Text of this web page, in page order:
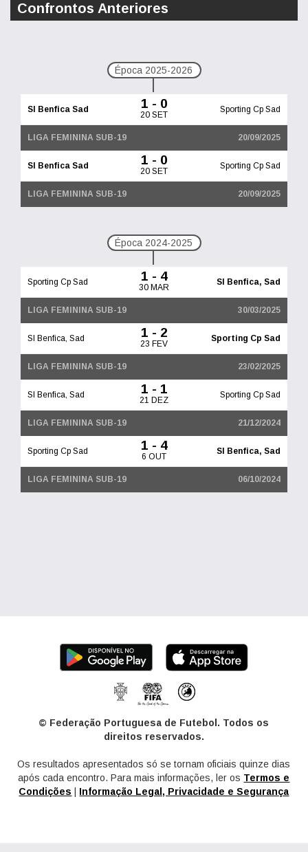
Confrontos Anteriores
Época 2025-2026
Sl Benfica Sad 1 - 0
20 SET
Sporting Cp Sad
LIGA FEMININA SUB-19 20/09/2025
Sl Benfica Sad 1 - 0
20 SET
Sporting Cp Sad
LIGA FEMININA SUB-19 20/09/2025
Época 2024-2025
Sporting Cp Sad 1 - 4
30 MAR
Sl Benfica, Sad
LIGA FEMININA SUB-19 30/03/2025
Sl Benfica, Sad 1 - 2
23 FEV
Sporting Cp Sad
LIGA FEMININA SUB-19 23/02/2025
Sl Benfica, Sad 1 - 1
21 DEZ
Sporting Cp Sad
LIGA FEMININA SUB-19 21/12/2024
Sporting Cp Sad 1 - 4
6 OUT
Sl Benfica, Sad
LIGA FEMININA SUB-19 06/10/2024
© Federação Portuguesa de Futebol. Todos os
direitos reservados.
Os resultados apresentados só se tornam oficiais quinze dias
após cada encontro. Para mais informações, ler os Termos e
Condições
Informação Legal, Privacidade e Segurança